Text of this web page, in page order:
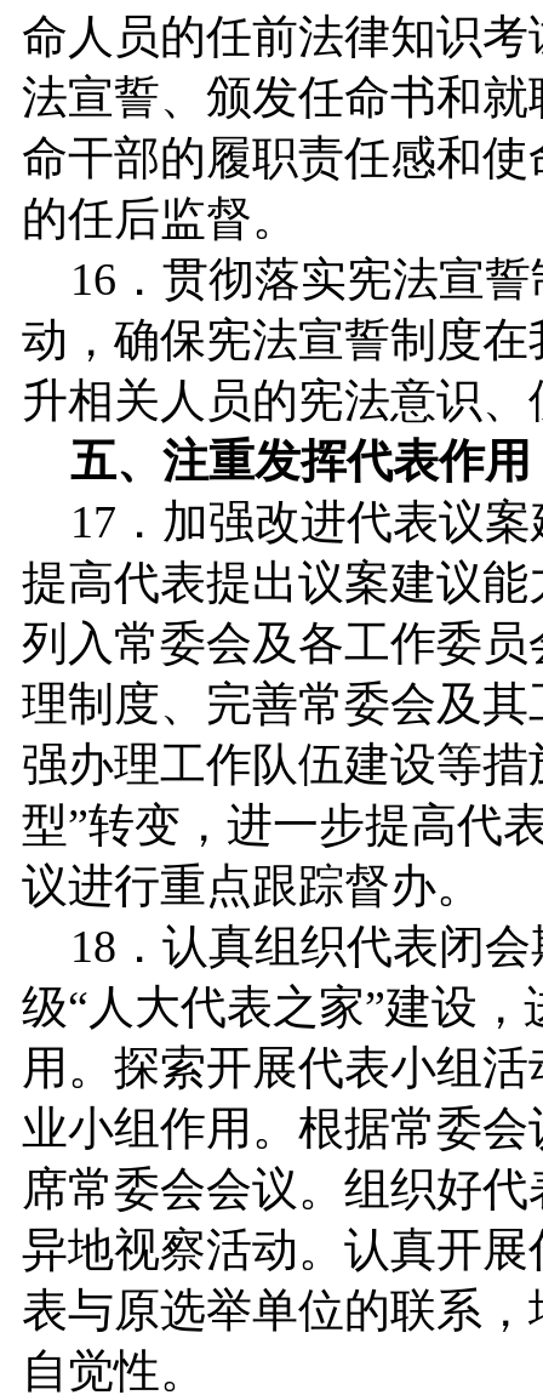
命人员的任前法律知识
法宣誓、颁发任命书和
命干部的履职责任感和
的任后监督。
16．贯彻落实宪法宣誓
动，确保宪法宣誓制度
升相关人员的宪法意识
五、注重发挥代表作
17．加强改进代表议案
提高代表提出议案建议
列入常委会及各工作委
理制度、完善常委会及
强办理工作队伍建设等
型”转变，进一步提高代
议进行重点跟踪督办。
18．认真组织代表闭会
级“人大代表之家”建设
用。探索开展代表小组
业小组作用。根据常委
席常委会会议。组织好
异地视察活动。认真开
表与原选举单位的联系
自觉性。